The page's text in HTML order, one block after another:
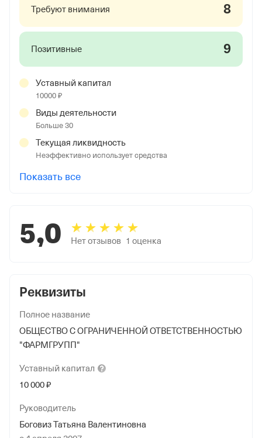
Реквизиты
Полное название
ОБЩЕСТВО С ОГРАНИЧЕННОЙ ОТВЕТСТВЕННОСТЬЮ
"ФАРМГРУПП"
Уставный капитал
10 000 ₽
Руководитель
Боговиз Татьяна Валентиновна
Требуют внимания 8
Позитивные 9
Уставный капитал
10000 ₽
Виды деятельности
Больше 30
Текущая ликвидность
Неэффективно использует средства
Показать все
5,0 Нет отзывов 1 оценка